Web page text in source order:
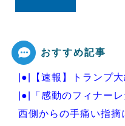
おすすめ記事
|●|【速報】トランプ
|●|「感動のフィナー
西側からの手痛い指摘